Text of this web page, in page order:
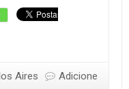
Aires
Adicione